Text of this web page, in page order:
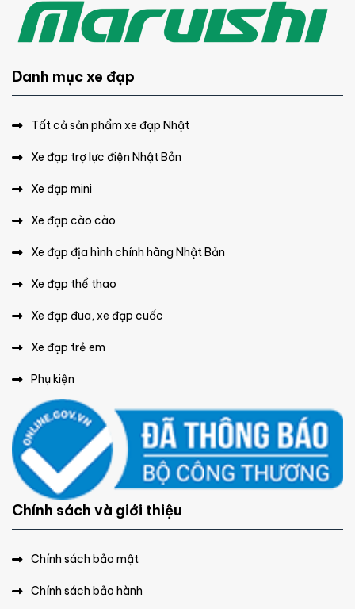
Danh mục xe đạp
Tất cả sản phẩm xe đạp Nhật
Xe đạp trợ lực điện Nhật Bản
Xe đạp mini
Xe đạp cào cào
Xe đạp địa hình chính hãng Nhật Bản
Xe đạp thể thao
Xe đạp đua, xe đạp cuốc
Xe đạp trẻ em
Phụ kiện
Chính sách và giới thiệu
Chính sách bảo mật
Chính sách bảo hành